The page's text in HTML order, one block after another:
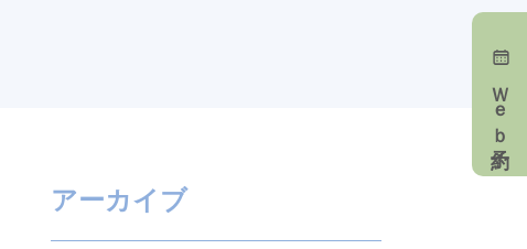
Ｗｅｂ予約
アーカイブ